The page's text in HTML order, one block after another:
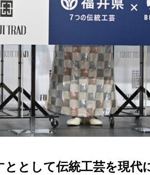
として伝統工芸を現代